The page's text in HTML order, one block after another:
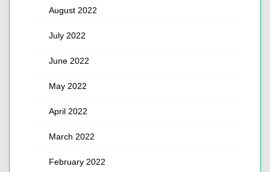
August 2022
July 2022
June 2022
May 2022
April 2022
March 2022
February 2022